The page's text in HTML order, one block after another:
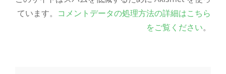
ています。 コメントデータの処理方法の詳細はこちら
をご覧ください。